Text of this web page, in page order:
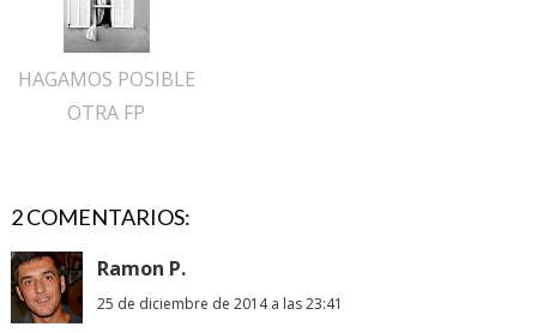
HAGAMOS POSIBLE
OTRA FP
2 COMENTARIOS:
Ramon P.
25 de diciembre de 2014 a las 23:41